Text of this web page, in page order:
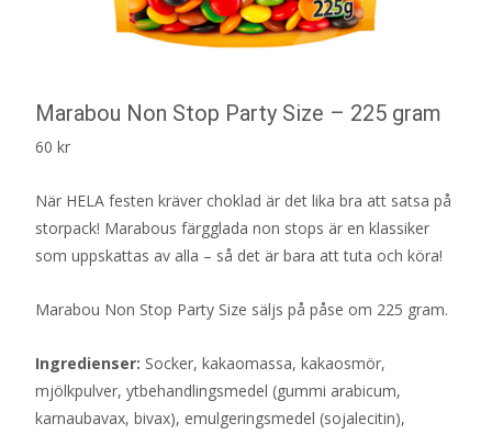
Marabou Non Stop Party Size – 225 gram
60 kr
När HELA festen kräver choklad är det lika bra att satsa på
storpack! Marabous färgglada non stops är en klassiker
som uppskattas av alla – så det är bara att tuta och köra!
Marabou Non Stop Party Size säljs på påse om 225 gram.
Ingredienser: Socker, kakaomassa, kakaosmör,
mjölkpulver, ytbehandlingsmedel (gummi arabicum,
karnaubavax, bivax), emulgeringsmedel (sojalecitin),